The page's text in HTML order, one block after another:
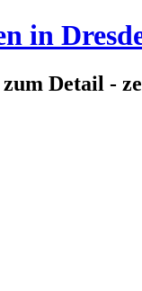
in
Detail -